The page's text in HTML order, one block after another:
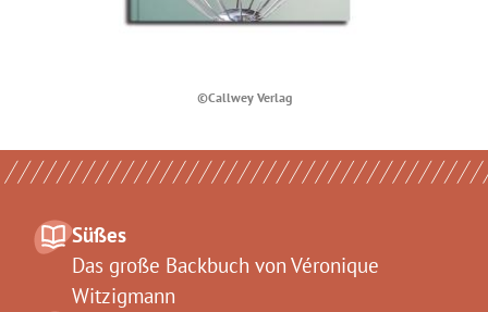
©Callwey Verlag
Süßes
Das große Backbuch von Véronique
Witzigmann